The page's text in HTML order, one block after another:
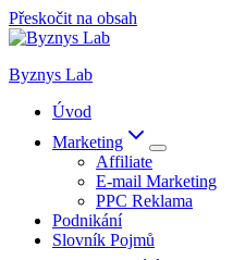
Přeskočit na obsah
Byznys Lab
Úvod
Marketing
Affiliate
E-mail Marketing
PPC Reklama
Podnikání
Slovník Pojmů